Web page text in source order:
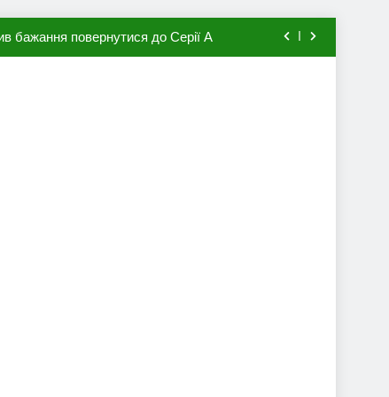
бажання повернутися до Серії А